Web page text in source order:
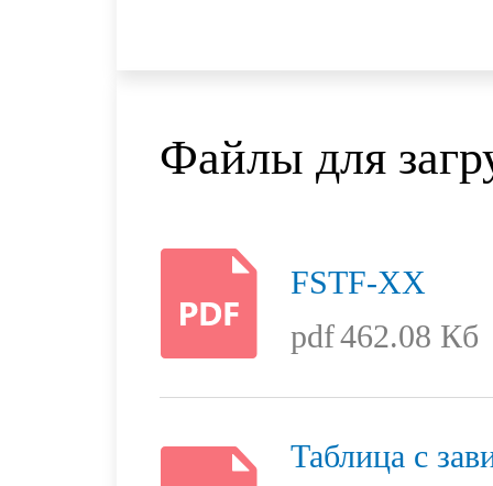
Файлы для
FSTF-XX
pdf462.08 Кб
Таблица с